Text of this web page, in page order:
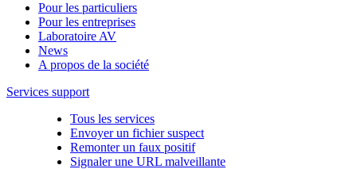
Pour les particuliers
Pour les entreprises
Laboratoire AV
News
A propos de la société
Services support
Tous les services
Envoyer un fichier suspect
Remonter un faux positif
Signaler une URL malveillante